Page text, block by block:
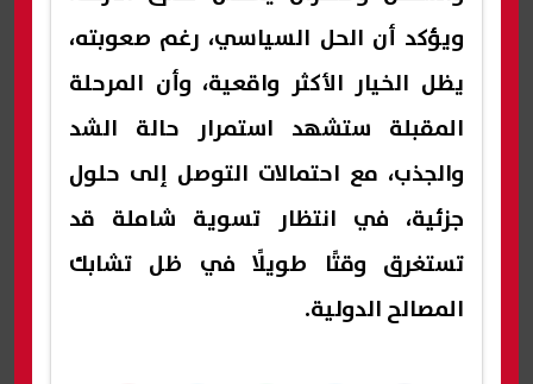
ويؤكد أن الحل السياسي، رغم صعوبته،
يظل الخيار الأكثر واقعية، وأن المرحلة
المقبلة ستشهد استمرار حالة الشد
والجذب، مع احتمالات التوصل إلى حلول
جزئية، في انتظار تسوية شاملة قد
تستغرق وقتًا طويلًا في ظل تشابك
المصالح الدولية.